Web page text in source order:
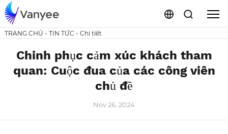
TRANG CHỦ - TIN TỨC - Chi tiết
Chinh phục cảm xúc khách tham
quan: Cuộc đua của các công viên
chủ đề
Nov 26, 2024